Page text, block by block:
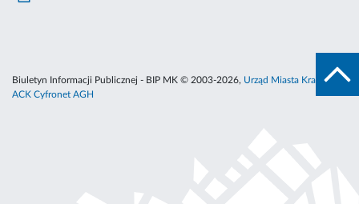
Biuletyn Informacji Publicznej - BIP MK © 2003-2026, Urząd Miasta Krakowa
ACK Cyfronet AGH